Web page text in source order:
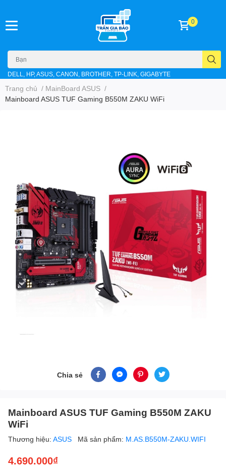
DELL, HP, ASUS, CANON, BROTHER, TP-LINK, GIGABYTE
0
Trang chủ / MainBoard ASUS /
Mainboard ASUS TUF Gaming B550M ZAKU WiFi
Chia sẻ
Mainboard ASUS TUF Gaming B550M ZAKU
WiFi
Thương hiệu: ASUS Mã sản phẩm: M.AS.B550M-ZAKU.WIFI
4.690.000₫